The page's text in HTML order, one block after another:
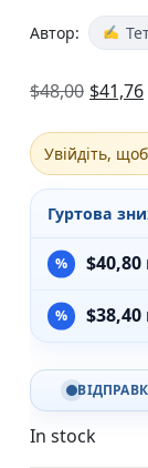
Автор:
$48,00 $41,76
Увійдіть,
Гуртова
$40,80
$38,40
In stock